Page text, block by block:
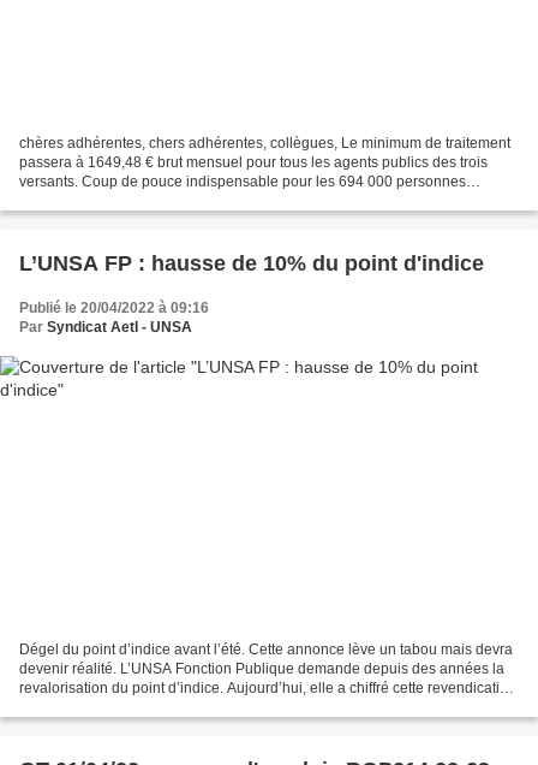
chères adhérentes, chers adhérentes, collègues, Le minimum de traitement
passera à 1649,48 € brut mensuel pour tous les agents publics des trois
versants. Coup de pouce indispensable pour les 694 000 personnes
L’UNSA FP : hausse de 10% du point d'indice
Publié le 20/04/2022 à 09:16
Par Syndicat AetI - UNSA
Dégel du point d’indice avant l’été. Cette annonce lève un tabou mais devra
devenir réalité. L’UNSA Fonction Publique demande depuis des années la
revalorisation du point d’indice. Aujourd’hui, elle a chiffré cette revendication